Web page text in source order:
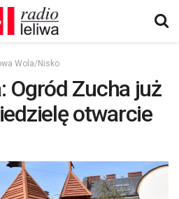
Wola/Nisko
Ogród Zucha już
otwarcie